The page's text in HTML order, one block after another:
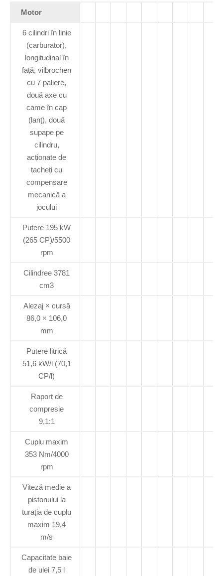
Motor
6 cilindri în linie
(carburator),
longitudinal în
față, vilbrochen
cu 7 paliere,
două axe cu
came în cap
(lanț), două
supape pe
cilindru,
acționate de
tacheți cu
compensare
mecanică a
jocului
Putere 195 kW
(265 CP)/5500
rpm
Cilindree 3781
cm3
Alezaj × cursă
86,0 × 106,0
mm
Putere litrică
51,6 kW/l (70,1
CP/l)
Raport de
compresie
9,1:1
Cuplu maxim
353 Nm/4000
rpm
Viteză medie a
pistonului la
turația de cuplu
maxim 19,4
m/s
Capacitate baie
de ulei 7,5 l